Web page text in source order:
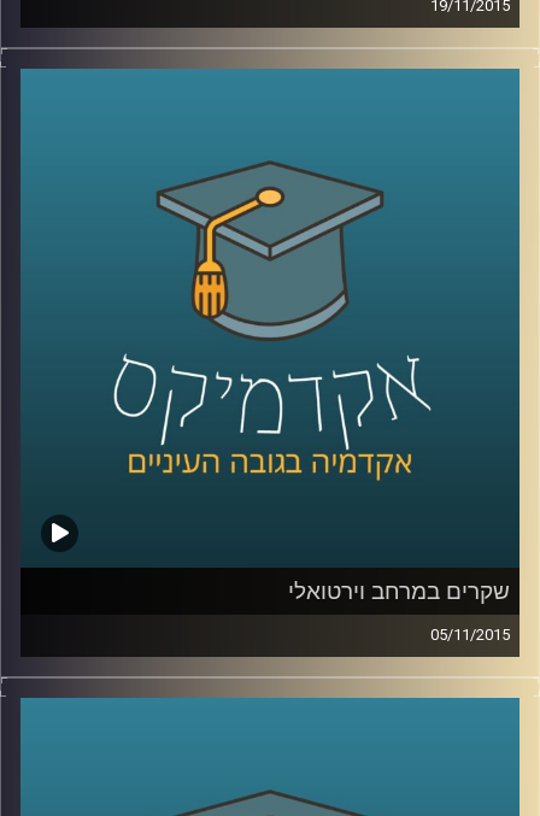
19/11/2015
דוקטור שירי רזניק מספרת על מחאות נשיות
ה-60 וה-90, סרטי דיסני, מכתבים של ילדים
וילדות למפיקי טלוויזיה והספר "המיסתורין
AudioVersity
שקרים במרחב וירטואלי
05/11/2015
רגע לפני שהוא עוזב לפוסט דוקטורט ב– NYU,
הוירטואליים. ניהול זמינות, החלפת זהויות